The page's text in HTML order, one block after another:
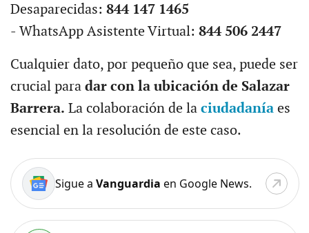
Desaparecidas: 844 147 1465
- WhatsApp Asistente Virtual: 844 506 2447
Cualquier dato, por pequeño que sea, puede ser
crucial para dar con la ubicación de Salazar
Barrera. La colaboración de la ciudadaníaes
esencial en la resolución de este caso.
Sigue a Vanguardia en Google News.